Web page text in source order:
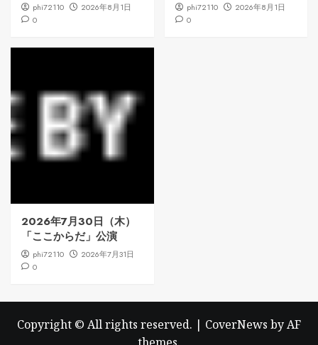
phi72110
2026年8月1日
0
phi72110
2026年8月1日
0
2026年7月30日（木）
「ここからだ」公演
phi72110
2026年7月31日
0
Copyright © All rights reserved. | CoverNews by AF